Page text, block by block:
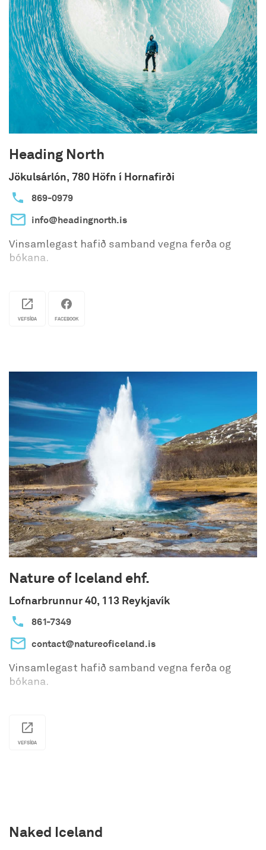
Heading North
Jökulsárlón, 780 Höfn í Hornafirði
869-0979
info@headingnorth.is
Vinsamlegast hafið samband vegna ferða og
bókana.
VEFSÍÐA FACEBOOK
Nature of Iceland ehf.
Lofnarbrunnur 40, 113 Reykjavík
861-7349
contact@natureoficeland.is
Vinsamlegast hafið samband vegna ferða og
bókana.
VEFSÍÐA
Naked Iceland